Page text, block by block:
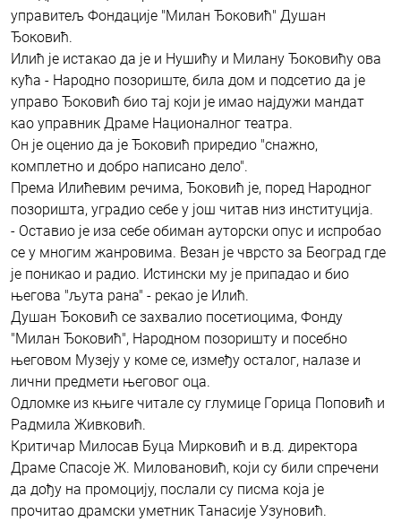
управитељ Фондације "Милан Ђоковић" Душан
Ђоковић.
Илић је истакао да је и Нушићу и Милану Ђоковићу ова
кућа - Народно позориште, била дом и подсетио да је
управо Ђоковић био тај који је имао најдужи мандат
као управник Драме Националног театра.
Он је оценио да је Ђоковић приредио "снажно,
комплетно и добро написано дело".
Према Илићевим речима, Ђоковић је, поред Народног
позоришта, уградио себе у још читав низ институција.
- Оставио је иза себе обиман ауторски опус и испробао
се у многим жанровима. Везан је чврсто за Београд где
је поникао и радио. Истински му је припадао и био
његова "љута рана" - рекао је Илић.
Душан Ђоковић се захвалио посетиоцима, Фонду
"Милан Ђоковић", Народном позоришту и посебно
његовом Музеју у коме се, између осталог, налазе и
лични предмети његовог оца.
Одломке из књиге читале су глумице Горица Поповић и
Радмила Живковић.
Критичар Милосав Буца Мирковић и в.д. директора
Драме Спасоје Ж. Миловановић, који су били спречени
да дођу на промоцију, послали су писма која је
прочитао драмски уметник Танасије Узуновић.